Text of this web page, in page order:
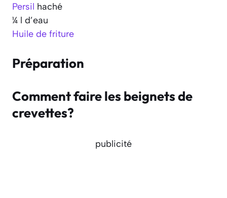
Persil haché
¼ l d’eau
Huile de friture
Préparation
Comment faire les beignets de
crevettes?
publicité